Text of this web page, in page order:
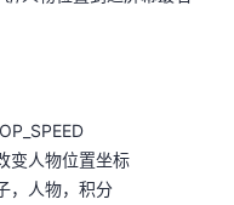
变人物位置坐标
，人物，积分